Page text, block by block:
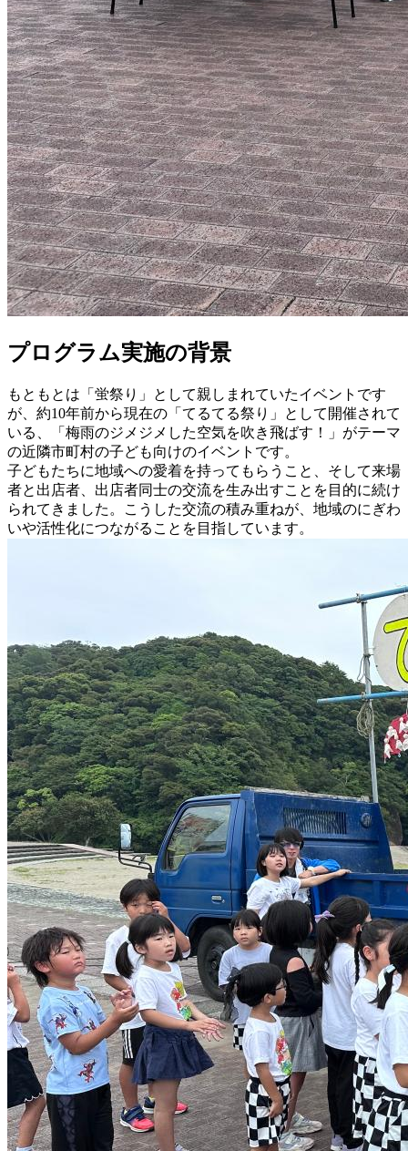
プログラム実施の背景
もともとは「蛍祭り」として親しまれていたイベントです
が、約10年前から現在の「てるてる祭り」として開催されて
いる、「梅雨のジメジメした空気を吹き飛ばす！」がテーマ
の近隣市町村の子ども向けのイベントです。
子どもたちに地域への愛着を持ってもらうこと、そして来場
者と出店者、出店者同士の交流を生み出すことを目的に続け
られてきました。こうした交流の積み重ねが、地域のにぎわ
いや活性化につながることを目指しています。